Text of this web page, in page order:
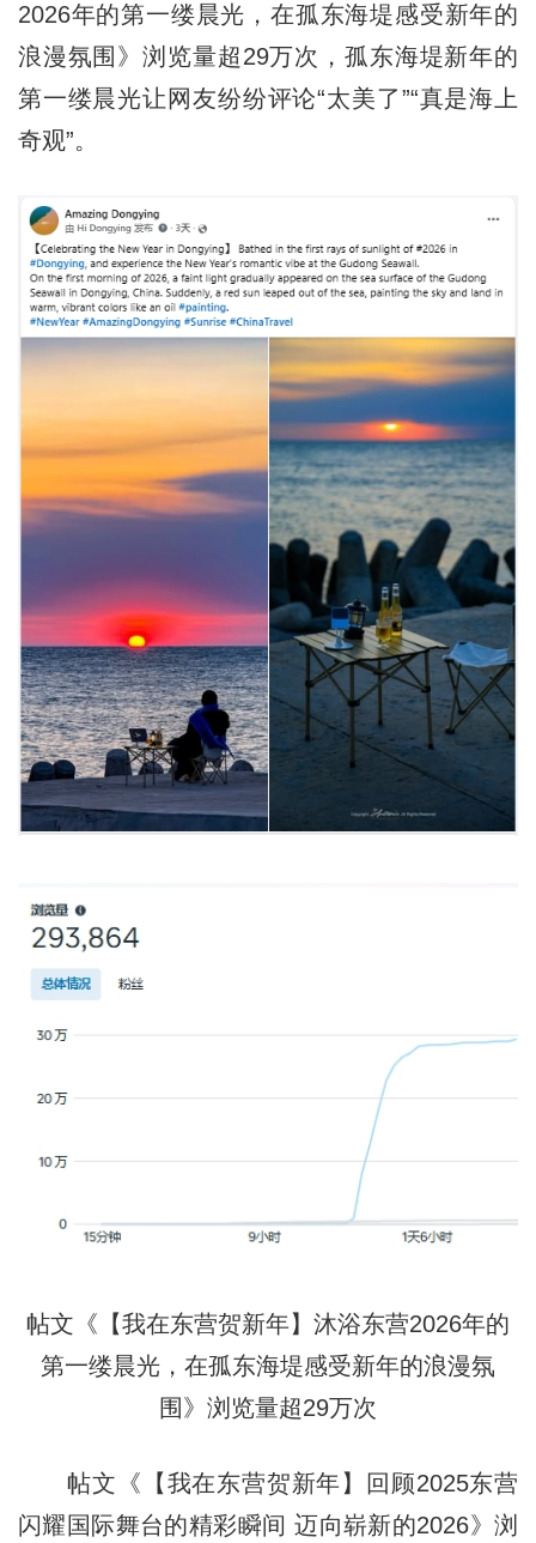
2026年的第一缕晨光，在孤东海堤感受新年的
浪漫氛围》浏览量超29万次，孤东海堤新年的
第一缕晨光让网友纷纷评论“太美了”“真是海上
奇观”。
帖文《【我在东营贺新年】沐浴东营2026年的
第一缕晨光，在孤东海堤感受新年的浪漫氛
围》浏览量超29万次
帖文《【我在东营贺新年】回顾2025东营
闪耀国际舞台的精彩瞬间 迈向崭新的2026》浏